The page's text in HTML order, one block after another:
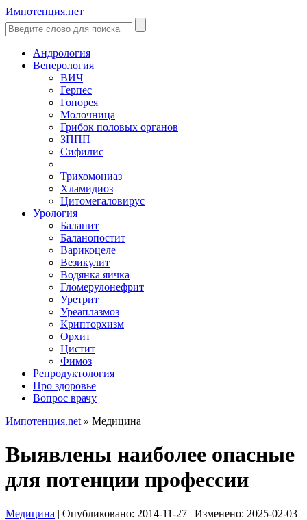
Импотенция.нет
Андрология
Венерология
ВИЧ
Герпес
Гонорея
Молочница
Грибок половых органов
ЗППП
Сифилис
Трихомониаз
Хламидиоз
Цитомегаловирус
Урология
Баланит
Баланопостит
Варикоцеле
Везикулит
Водянка яичка
Гломерулонефрит
Уретрит
Уреаплазмоз
Крипторхизм
Орхит
Цистит
Фимоз
Репродуктология
Про здоровье
Вопрос врачу
Импотенция.net » Медицина
Выявлены наиболее опасные
для потенции профессии
Медицина | Опубликовано: 2014-11-27 | Изменено: 2025-02-03